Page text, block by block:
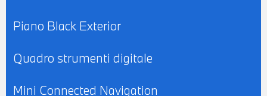
Piano Black Exterior
Quadro strumenti digitale
Mini Connected Navigation